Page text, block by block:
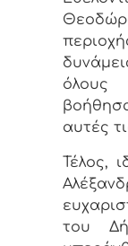
όλους
αυτές
Τέλος,
του